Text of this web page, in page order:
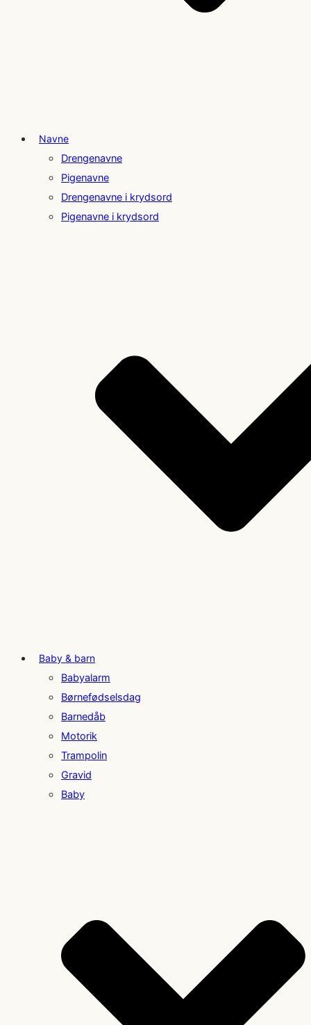
Navne
Drengenavne
Pigenavne
Drengenavne i krydsord
Pigenavne i krydsord
Baby & barn
Babyalarm
Børnefødselsdag
Barnedåb
Motorik
Trampolin
Gravid
Baby